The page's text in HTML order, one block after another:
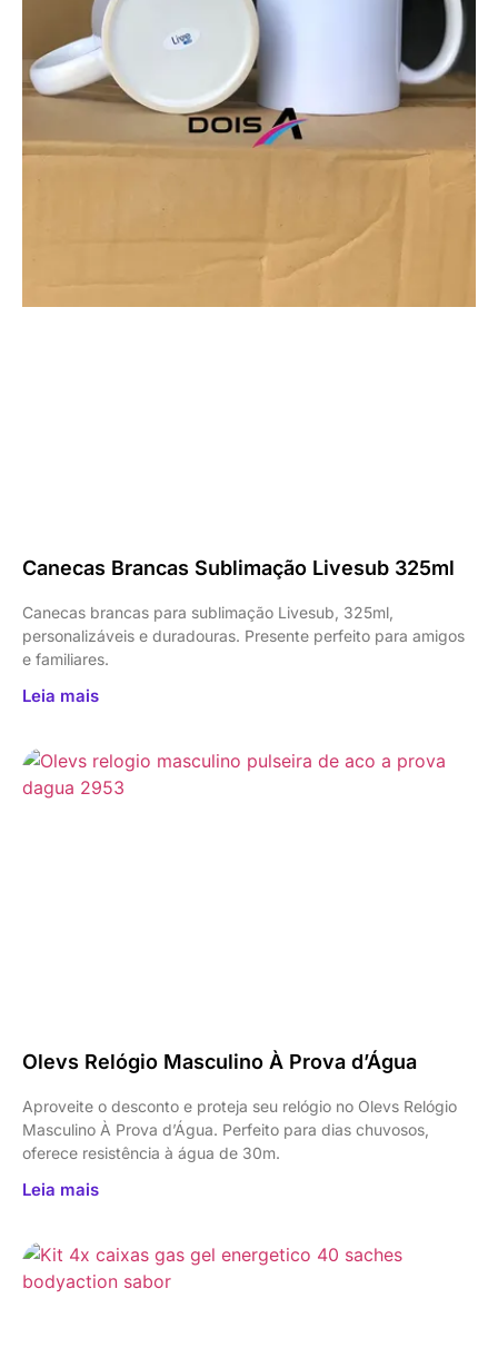
Canecas Brancas Sublimação Livesub 325ml
Canecas brancas para sublimação Livesub, 325ml,
personalizáveis e duradouras. Presente perfeito para amigos
e familiares.
Leia mais
Olevs Relógio Masculino À Prova d’Água
Aproveite o desconto e proteja seu relógio no Olevs Relógio
Masculino À Prova d’Água. Perfeito para dias chuvosos,
oferece resistência à água de 30m.
Leia mais